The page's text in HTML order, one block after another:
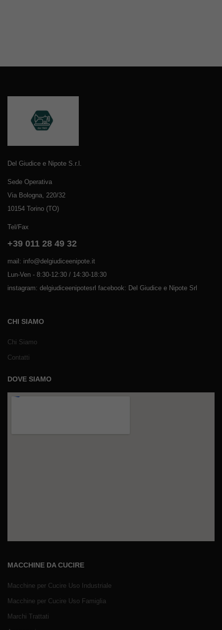
Del Giudice e Nipote S.r.l.
Sede Operativa
Via Bologna, 220/32
10154 Torino (TO)
Tel/Fax
+39 011 28 49 32
mail: info@delgiudiceenipote.it
Lun-Ven - 8:30-12:30 / 14:30-18:30
instagram: delgiudiceenipotesrl facebook: Del Giudice e Nipote Srl
CHI SIAMO
Chi Siamo
Contatti
DOVE SIAMO
MACCHINE DA CUCIRE
Macchine per Cucire Uso Industriale
Macchine per Cucire Uso Famiglia
Marchi Trattati